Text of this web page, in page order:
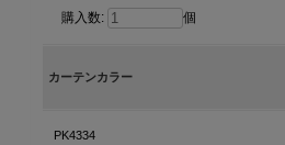
購入数: 個
カーテンカラー
PK4334